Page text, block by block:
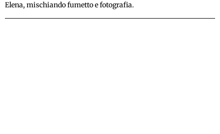
Elena, mischiando fumetto e fotografia.